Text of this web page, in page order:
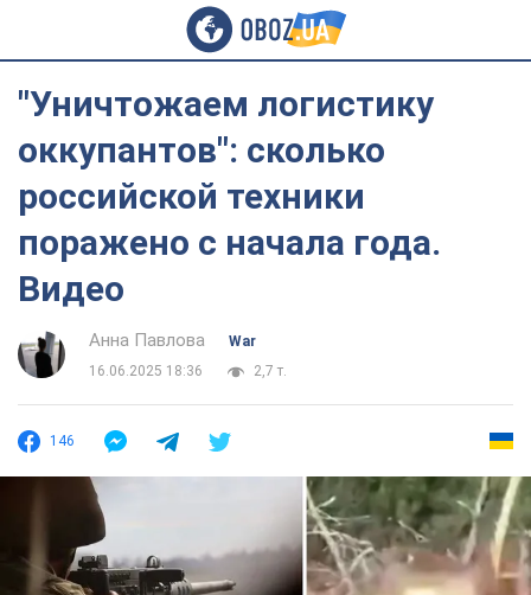
"Уничтожаем логистику
оккупантов": сколько
российской техники
поражено с начала года.
Видео
Анна Павлова
War
16.06.2025 18:36
2,7 т.
146